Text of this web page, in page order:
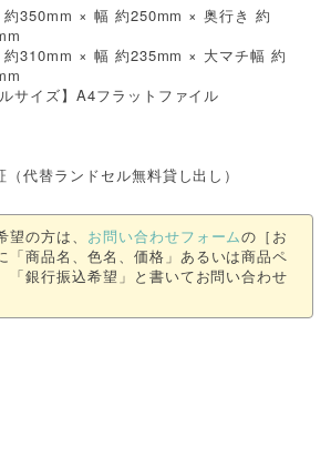
約350mm × 幅 約250mm × 奥行き 約
約310mm × 幅 約235mm × 大マチ幅 約
サイズ】A4フラットファイル
代替ランドセル無料貸し出し）
の方は、 お問い合わせフォームの［お
「商品名、色名、価格」あるいは商品ペ
「銀行振込希望」と書いてお問い合わせ